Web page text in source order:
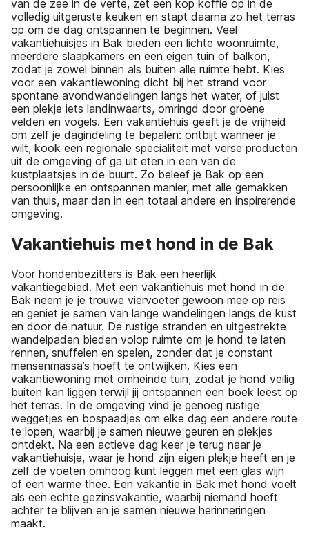
van de zee in de verte, zet een kop koffie op in de
volledig uitgeruste keuken en stapt daarna zo het terras
op om de dag ontspannen te beginnen. Veel
vakantiehuisjes in Bak bieden een lichte woonruimte,
meerdere slaapkamers en een eigen tuin of balkon,
zodat je zowel binnen als buiten alle ruimte hebt. Kies
voor een vakantiewoning dicht bij het strand voor
spontane avondwandelingen langs het water, of juist
een plekje iets landinwaarts, omringd door groene
velden en vogels. Een vakantiehuis geeft je de vrijheid
om zelf je dagindeling te bepalen: ontbijt wanneer je
wilt, kook een regionale specialiteit met verse producten
uit de omgeving of ga uit eten in een van de
kustplaatsjes in de buurt. Zo beleef je Bak op een
persoonlijke en ontspannen manier, met alle gemakken
van thuis, maar dan in een totaal andere en inspirerende
omgeving.
Vakantiehuis met hond in de Bak
Voor hondenbezitters is Bak een heerlijk
vakantiegebied. Met een vakantiehuis met hond in de
Bak neem je je trouwe viervoeter gewoon mee op reis
en geniet je samen van lange wandelingen langs de kust
en door de natuur. De rustige stranden en uitgestrekte
wandelpaden bieden volop ruimte om je hond te laten
rennen, snuffelen en spelen, zonder dat je constant
mensenmassa’s hoeft te ontwijken. Kies een
vakantiewoning met omheinde tuin, zodat je hond veilig
buiten kan liggen terwijl jij ontspannen een boek leest op
het terras. In de omgeving vind je genoeg rustige
weggetjes en bospaadjes om elke dag een andere route
te lopen, waarbij je samen nieuwe geuren en plekjes
ontdekt. Na een actieve dag keer je terug naar je
vakantiehuisje, waar je hond zijn eigen plekje heeft en je
zelf de voeten omhoog kunt leggen met een glas wijn
of een warme thee. Een vakantie in Bak met hond voelt
als een echte gezinsvakantie, waarbij niemand hoeft
achter te blijven en je samen nieuwe herinneringen
maakt.